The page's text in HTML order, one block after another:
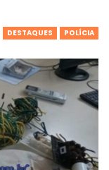
DESTAQUES POLÍCIA